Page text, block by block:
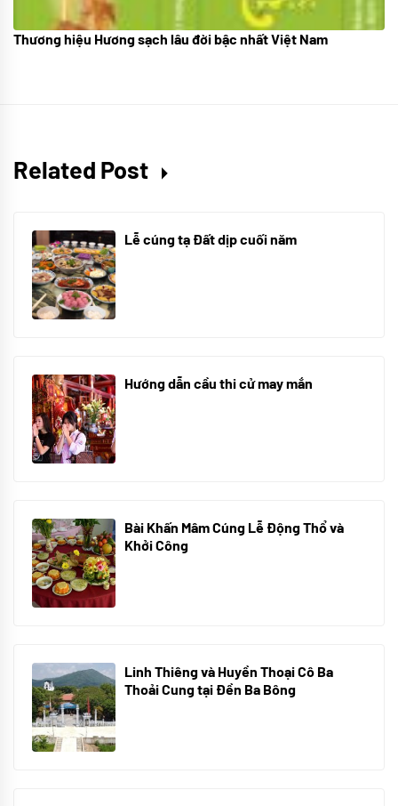
18/10/2025
Thương hiệu Hương sạch lâu đời bậc nhất Việt Nam
Related Post
Lễ cúng tạ Đất dịp cuối năm
Hướng dẫn cầu thi cử may mắn
Bài Khấn Mâm Cúng Lễ Động Thổ và
Khởi Công
Linh Thiêng và Huyền Thoại Cô Ba
Thoải Cung tại Đền Ba Bông